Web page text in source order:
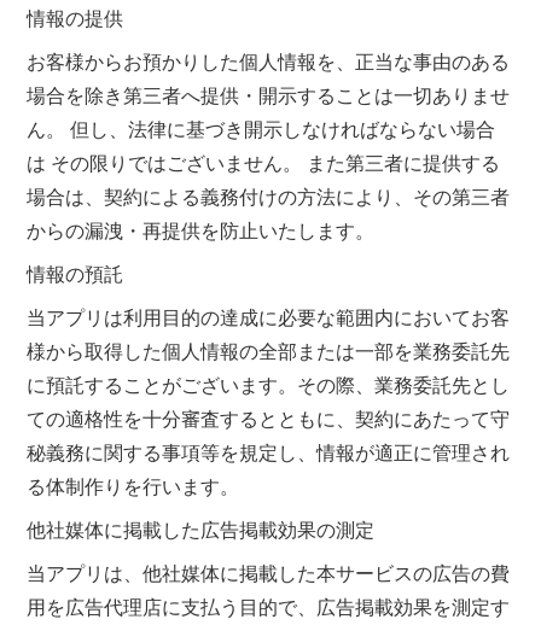
情報の提供
お客様からお預かりした個人情報を、正当な事由のある
場合を除き第三者へ提供・開示することは一切ありませ
ん。 但し、法律に基づき開示しなければならない場合
は その限りではございません。 また第三者に提供する
場合は、契約による義務付けの方法により、その第三者
からの漏洩・再提供を防止いたします。
情報の預託
当アプリは利用目的の達成に必要な範囲内においてお客
様から取得した個人情報の全部または一部を業務委託先
に預託することがございます。その際、業務委託先とし
ての適格性を十分審査するとともに、契約にあたって守
秘義務に関する事項等を規定し、情報が適正に管理され
る体制作りを行います。
他社媒体に掲載した広告掲載効果の測定
当アプリは、他社媒体に掲載した本サービスの広告の費
用を広告代理店に支払う目的で、広告掲載効果を測定す